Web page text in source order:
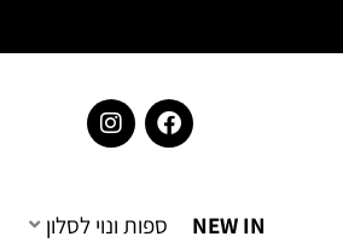
F
a
c
o
I
n
s
g NEW IN ספות ונוי לסלון